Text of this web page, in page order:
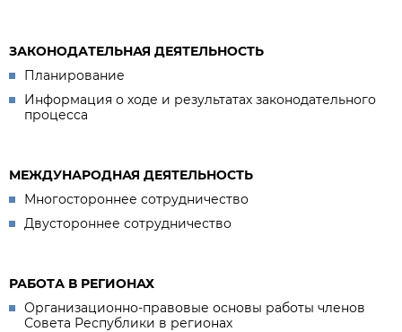
ЗАКОНОДАТЕЛЬНАЯ ДЕЯТЕЛЬНОСТЬ
Планирование
Информация о ходе и результатах законодательного
процесса
МЕЖДУНАРОДНАЯ ДЕЯТЕЛЬНОСТЬ
Многостороннее сотрудничество
Двустороннее сотрудничество
РАБОТА В РЕГИОНАХ
Организационно-правовые основы работы членов
Совета Республики в регионах